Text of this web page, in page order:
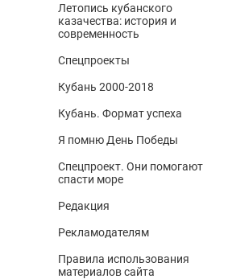
Летопись кубанского
казачества: история и
современность
Спецпроекты
Кубань 2000-2018
Кубань. Формат успеха
Я помню День Победы
Спецпроект. Они помогают
спасти море
Редакция
Рекламодателям
Правила использования
материалов сайта